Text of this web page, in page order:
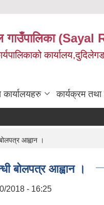
गाउँपालिका
कार्यालयहरु कार्यक्रम तथा
आह्वान ।
बाेलपत्र आह्वान ।
2018 - 16:25